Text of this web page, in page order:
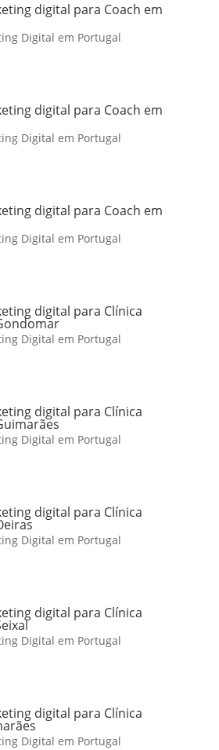
digital para Coach em
Digital em Portugal
digital para Coach em
Digital em Portugal
digital para Coach em
Digital em Portugal
digital para Clínica
Digital em Portugal
digital para Clínica
Digital em Portugal
digital para Clínica
Digital em Portugal
digital para Clínica
Digital em Portugal
digital para Clínica
Digital em Portugal